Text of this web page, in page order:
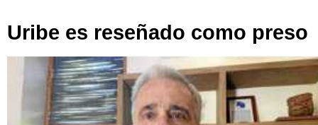
Uribe es reseñado como preso